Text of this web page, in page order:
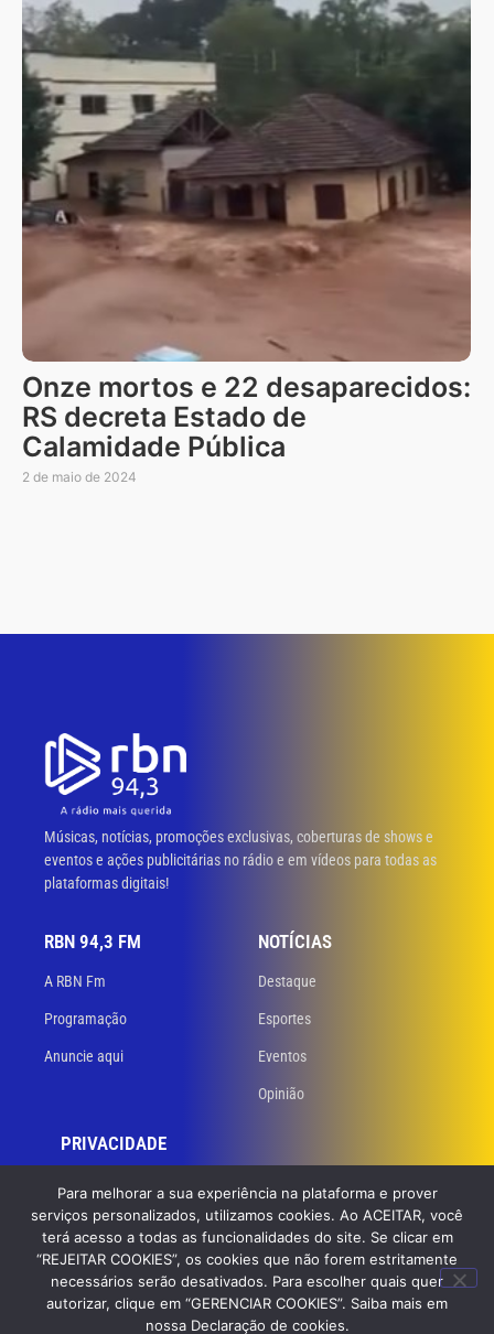
Onze mortos e 22 desaparecidos:
RS decreta Estado de
Calamidade Pública
2 de maio de 2024
Músicas, notícias, promoções exclusivas, coberturas de shows e
eventos e ações publicitárias no rádio e em vídeos para todas as
plataformas digitais!
RBN 94,3 FM
A RBN Fm
Programação
Anuncie aqui
NOTÍCIAS
Destaque
Esportes
Eventos
Opinião
PRIVACIDADE
Termos de uso
© 2023 RBN 94,3 FM. Todos os direitos reservados. Desenvolvidopor
GB Dev – Agência de Websites
Para melhorar a sua experiência na plataforma e prover
serviços personalizados, utilizamos cookies. Ao ACEITAR, você
terá acesso a todas as funcionalidades do site. Se clicar em
“REJEITAR COOKIES”, os cookies que não forem estritamente
necessários serão desativados. Para escolher quais quer
autorizar, clique em “GERENCIAR COOKIES”. Saiba mais em
nossa Declaração de cookies.